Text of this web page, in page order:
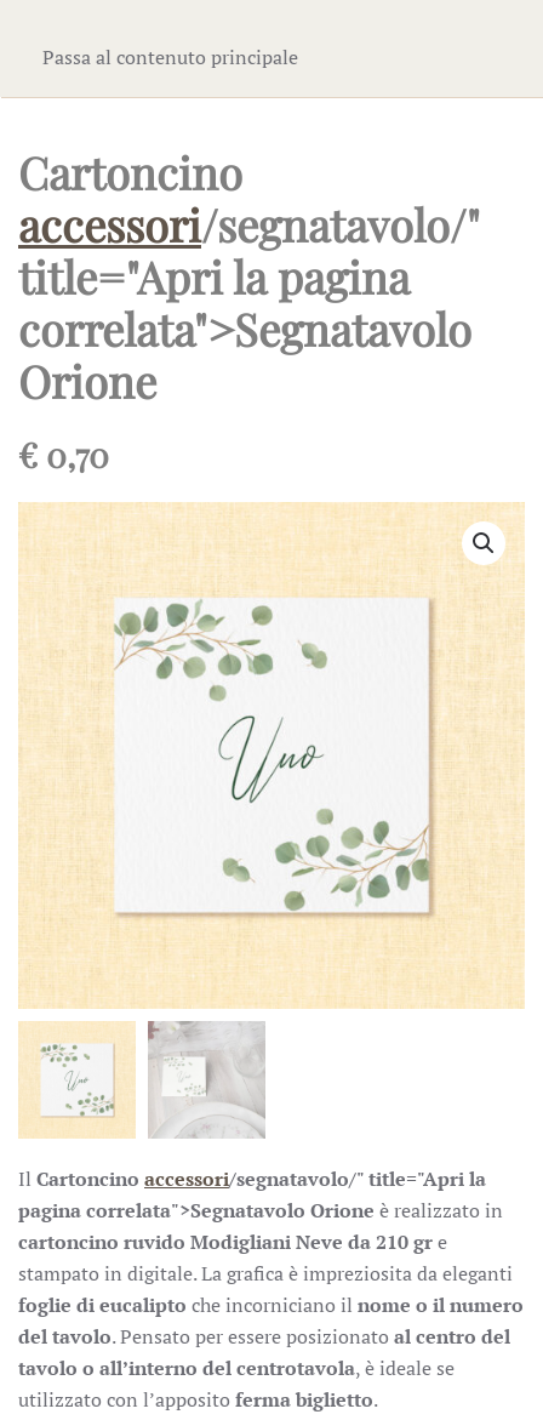
Passa al contenuto principale
Cartoncino
accessori/segnatavolo/"
title="Apri la pagina
correlata">Segnatavolo
Orione
€ 0,70
Il Cartoncino accessori/segnatavolo/" title="Apri la
pagina correlata">Segnatavolo Orione è realizzato in
cartoncino ruvido Modigliani Neve da 210 gre
stampato in digitale. La grafica è impreziosita da eleganti
foglie di eucalipto che incorniciano il nome o il numero
del tavolo. Pensato per essere posizionato al centro del
tavolo o all’interno del centrotavola, è ideale se
utilizzato con l’apposito ferma biglietto.